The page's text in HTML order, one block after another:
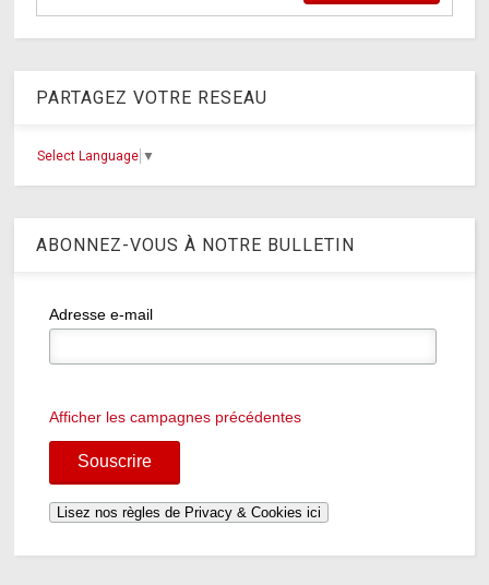
PARTAGEZ VOTRE RESEAU
Select Language ▼
ABONNEZ-VOUS À NOTRE BULLETIN
Adresse e-mail
Afficher les campagnes précédentes